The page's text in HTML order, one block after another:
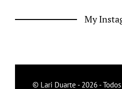
My
© Lari Duarte - 2026 -